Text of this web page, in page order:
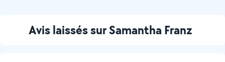
Avis laissés sur Samantha Franz